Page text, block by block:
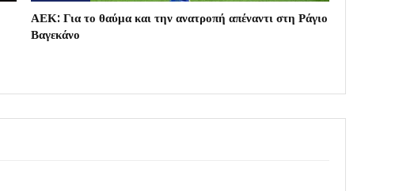
ΑΕΚ: Για το θαύμα και την ανατροπή απέναντι στη Ράγιο
Βαγεκάνο